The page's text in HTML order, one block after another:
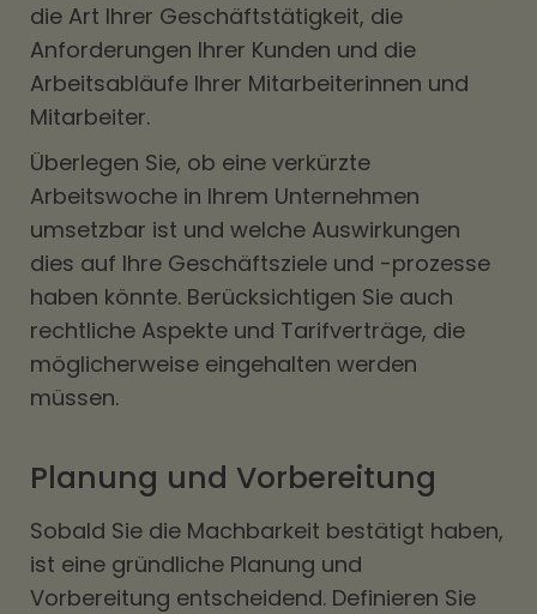
die Art Ihrer Geschäftstätigkeit, die
Anforderungen Ihrer Kunden und die
Arbeitsabläufe Ihrer Mitarbeiterinnen und
Mitarbeiter.
Überlegen Sie, ob eine verkürzte
Arbeitswoche in Ihrem Unternehmen
umsetzbar ist und welche Auswirkungen
dies auf Ihre Geschäftsziele und -prozesse
haben könnte. Berücksichtigen Sie auch
rechtliche Aspekte und Tarifverträge, die
möglicherweise eingehalten werden
müssen.
Planung und Vorbereitung
Sobald Sie die Machbarkeit bestätigt haben,
ist eine gründliche Planung und
Vorbereitung entscheidend. Definieren Sie